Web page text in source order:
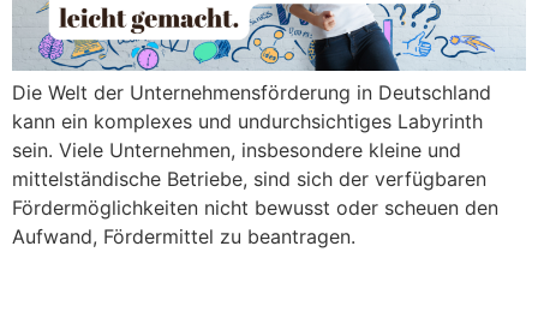
Die Welt der Unternehmensförderung in Deutschland
kann ein komplexes und undurchsichtiges Labyrinth
sein. Viele Unternehmen, insbesondere kleine und
mittelständische Betriebe, sind sich der verfügbaren
Fördermöglichkeiten nicht bewusst oder scheuen den
Aufwand, Fördermittel zu beantragen.